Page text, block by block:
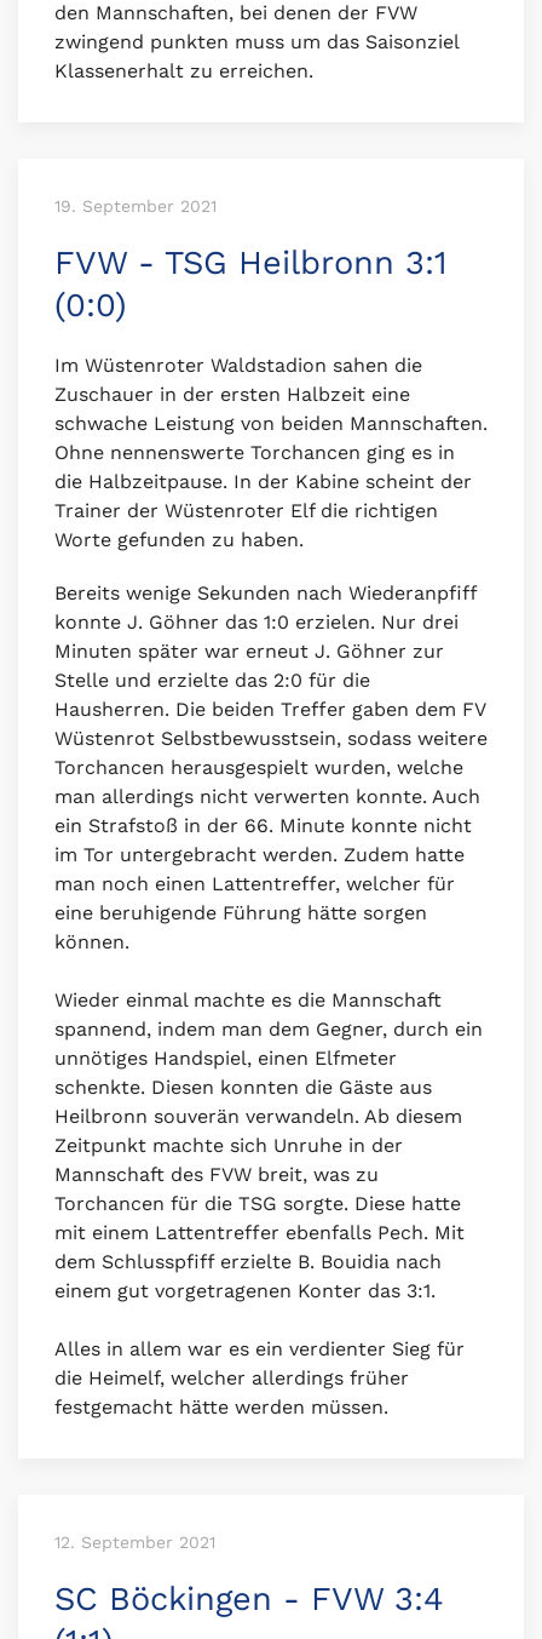
den Mannschaften, bei denen der FVW
zwingend punkten muss um das Saisonziel
Klassenerhalt zu erreichen.
19. September 2021
FVW - TSG Heilbronn 3:1
(0:0)
Im Wüstenroter Waldstadion sahen die
Zuschauer in der ersten Halbzeit eine
schwache Leistung von beiden Mannschaften.
Ohne nennenswerte Torchancen ging es in
die Halbzeitpause. In der Kabine scheint der
Trainer der Wüstenroter Elf die richtigen
Worte gefunden zu haben.
Bereits wenige Sekunden nach Wiederanpfiff
konnte J. Göhner das 1:0 erzielen. Nur drei
Minuten später war erneut J. Göhner zur
Stelle und erzielte das 2:0 für die
Hausherren. Die beiden Treffer gaben dem FV
Wüstenrot Selbstbewusstsein, sodass weitere
Torchancen herausgespielt wurden, welche
man allerdings nicht verwerten konnte. Auch
ein Strafstoß in der 66. Minute konnte nicht
im Tor untergebracht werden. Zudem hatte
man noch einen Lattentreffer, welcher für
eine beruhigende Führung hätte sorgen
können.
Wieder einmal machte es die Mannschaft
spannend, indem man dem Gegner, durch ein
unnötiges Handspiel, einen Elfmeter
schenkte. Diesen konnten die Gäste aus
Heilbronn souverän verwandeln. Ab diesem
Zeitpunkt machte sich Unruhe in der
Mannschaft des FVW breit, was zu
Torchancen für die TSG sorgte. Diese hatte
mit einem Lattentreffer ebenfalls Pech. Mit
dem Schlusspfiff erzielte B. Bouidia nach
einem gut vorgetragenen Konter das 3:1.
Alles in allem war es ein verdienter Sieg für
die Heimelf, welcher allerdings früher
festgemacht hätte werden müssen.
12. September 2021
SC Böckingen - FVW 3:4